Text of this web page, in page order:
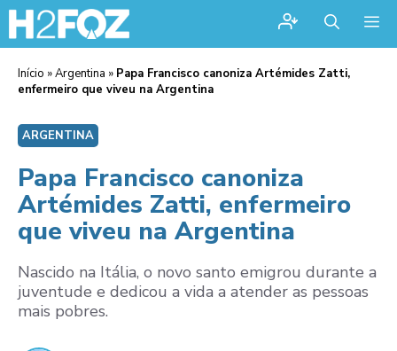
Início »Argentina » Papa Francisco canoniza Artémides Zatti,
enfermeiro que viveu na Argentina
ARGENTINA
Papa Francisco canoniza
Artémides Zatti, enfermeiro
que viveu na Argentina
Nascido na Itália, o novo santo emigrou durante a
juventude e dedicou a vida a atender as pessoas
mais pobres.